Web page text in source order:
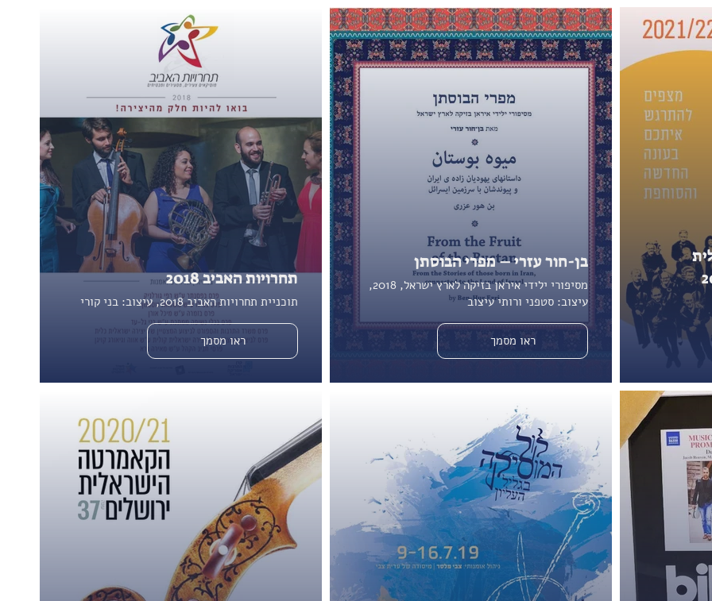
בן-חור עזרי – מפרי הבוסתן
מסיפורי ילידי איראן בזיקה לארץ ישראל, 2018,
עיצוב: סטפני ורותי עיצוב
ראו מסמך
תחרויות האביב 2018
תוכניית תחרויות האביב 2018, עיצוב: בני קורי
ראו מסמך